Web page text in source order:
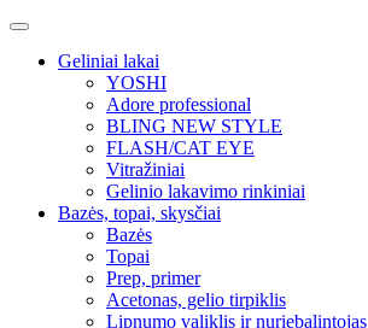
Geliniai lakai
YOSHI
Adore professional
BLING NEW STYLE
FLASH/CAT EYE
Vitražiniai
Gelinio lakavimo rinkiniai
Bazės, topai, skysčiai
Bazės
Topai
Prep, primer
Acetonas, gelio tirpiklis
Lipnumo valiklis ir nuriebalintojas